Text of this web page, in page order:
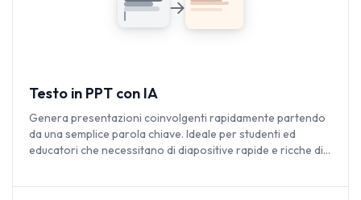
Testo in PPT con IA
Genera presentazioni coinvolgenti rapidamente partendo
da una semplice parola chiave. Ideale per studenti ed
educatori che necessitano di diapositive rapide e ricche di